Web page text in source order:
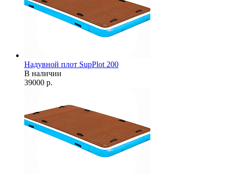
Надувной плот SupPlot 200
В наличии
39000 р.